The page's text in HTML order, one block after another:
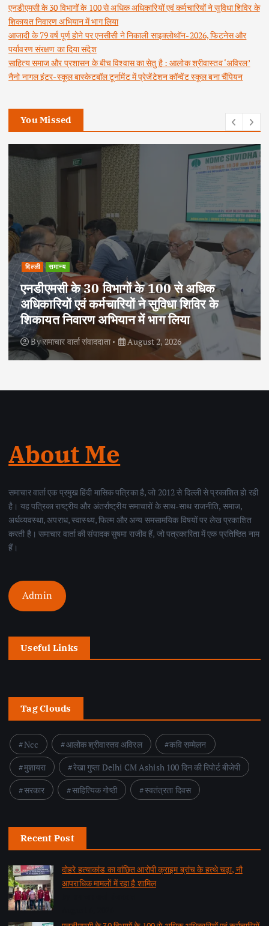
एनडीएमसी के 30 विभागों के 100 से अधिक अधिकारियों एवं कर्मचारियों ने सुविधा शिविर के
शिकायत निवारण अभियान में भाग लिया
आजादी के 79 वर्ष पूर्ण होने पर एनसीसी ने निकाली साइक्लोथॉन-2026, फिटनेस और
पर्यावरण संरक्षण का दिया संदेश
साहित्य समाज और प्रशासन के बीच विश्वास का सेतु है : आलोक श्रीवास्तव ‘अविरल’
नैनो नागल इंटर-स्कूल बास्केटबॉल टूर्नामेंट में प्रेजेंटेशन कॉन्वेंट स्कूल बना चैंपियन
You Missed
दिल्ली राष्ट्रीय समान्य
आजादी के 79 वर्ष पूर्ण होने पर एनसीसी ने निकाली
साइक्लोथॉन-2026, फिटनेस और पर्यावरण संरक्षण
का दिया संदेश
Byसमाचार वार्ता संवाददाता August 2, 2026
About Me
समाचार वार्ता एक प्रमुख हिंदी मासिक पत्रिका है, जो 2012 से दिल्ली से प्रकाशित हो रही
है। यह पत्रिका राष्ट्रीय और अंतर्राष्ट्रीय समाचारों के साथ-साथ राजनीति, समाज,
अर्थव्यवस्था, अपराध, स्वास्थ्य, फिल्म और अन्य समसामयिक विषयों पर लेख प्रकाशित
करती है। समाचार वार्ता की संपादक सुषमा राजीव हैं, जो पत्रकारिता में एक प्रतिष्ठित नाम
हैं।
Admin
Useful Links
Tag Clouds
Ncc आलोक श्रीवास्तव अविरल
कवि सम्मेलन
मुशायरा
रेखा गुप्ता Delhi CM Ashish 100 दिन की रिपोर्ट बीजेपी
सरकार
साहित्यिक गोष्ठी स्वतंत्रता दिवस
Recent Post
दोहरे हत्याकांड का वांछित आरोपी क्राइम ब्रांच के हत्थे चढ़ा, नौ
आपराधिक मामलों में रहा है शामिल